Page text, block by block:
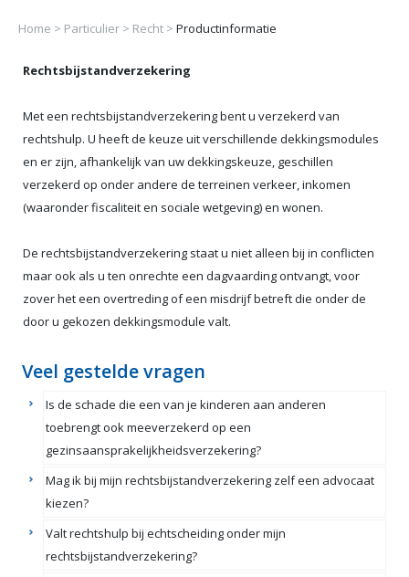
Home > Particulier > Recht > Productinformatie
Rechtsbijstandverzekering
Met een rechtsbijstandverzekering bent u verzekerd van
rechtshulp. U heeft de keuze uit verschillende dekkingsmodules
en er zijn, afhankelijk van uw dekkingskeuze, geschillen
verzekerd op onder andere de terreinen verkeer, inkomen
(waaronder fiscaliteit en sociale wetgeving) en wonen.
De rechtsbijstandverzekering staat u niet alleen bij in conflicten
maar ook als u ten onrechte een dagvaarding ontvangt, voor
zover het een overtreding of een misdrijf betreft die onder de
door u gekozen dekkingsmodule valt.
Veel gestelde vragen
Is de schade die een van je kinderen aan anderen
toebrengt ook meeverzekerd op een
gezinsaansprakelijkheidsverzekering?
Mag ik bij mijn rechtsbijstandverzekering zelf een advocaat
kiezen?
Valt rechtshulp bij echtscheiding onder mijn
rechtsbijstandverzekering?